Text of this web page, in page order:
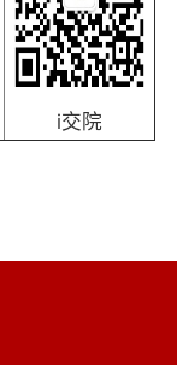
i交院